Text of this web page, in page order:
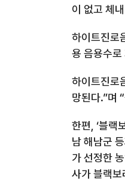
이 없고 체
하이트진로
용 음용수로
하이트진로
망된다.”며
한편 ‘블랙
남 해남군
가 선정한
사가 블랙